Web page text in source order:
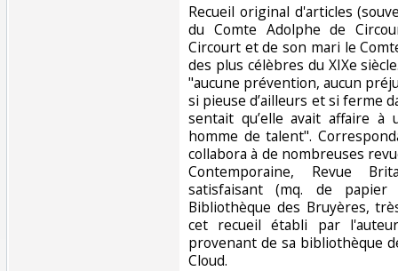
‎Recueil original d'articles
du Comte Adolphe de
Circourt et de son mari le
des plus célèbres du XIXe
"aucune prévention, aucun
si pieuse d’ailleurs et si ferme
sentait qu’elle avait affaire
homme de talent".
collabora à de nombreuses
Contemporaine, Revue
satisfaisant (mq. de
Bibliothèque des Bruyères,
cet recueil établi par
provenant de sa bibliothèque
Cloud.‎